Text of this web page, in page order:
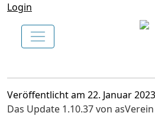
Login
Veröffentlicht am 22. Januar
Das Update 1.10.37 von